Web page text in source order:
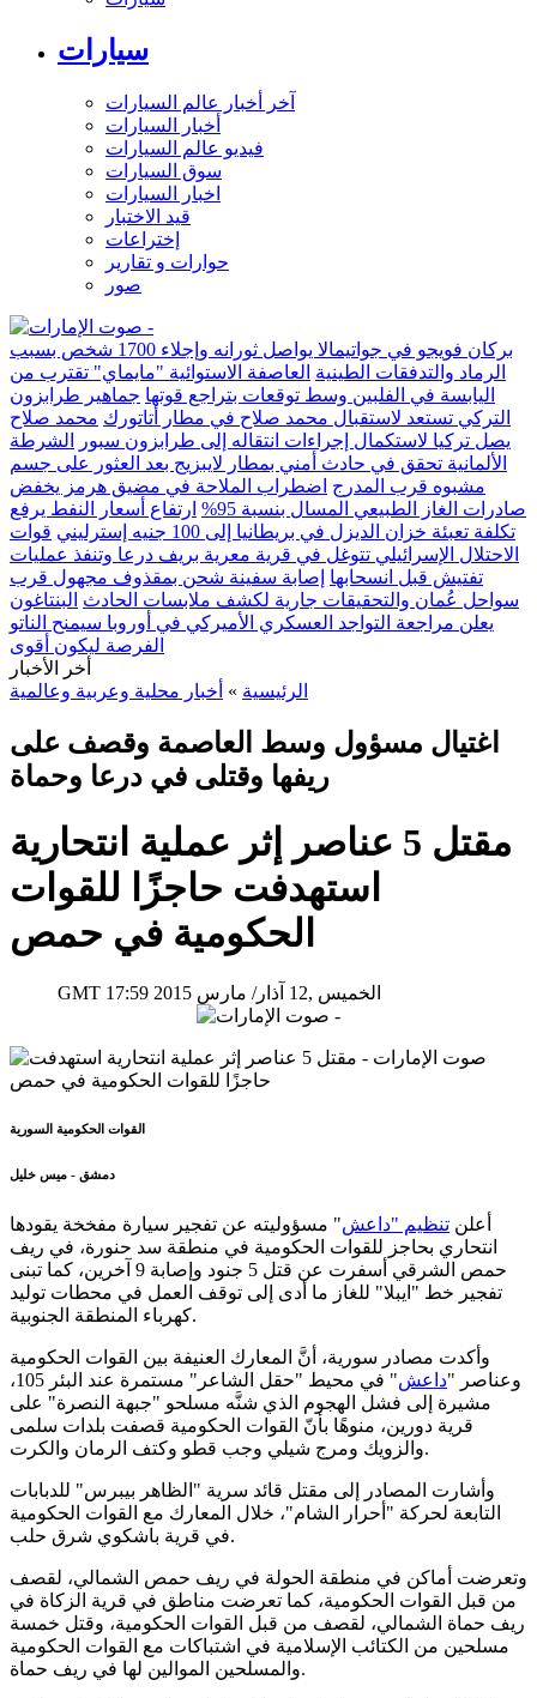
سيارات
آخر أخبار عالم السيارات
أخبار السيارات
فيديو عالم السيارات
سوق السيارات
اخبار السيارات
قيد الاختبار
إختراعات
حوارات و تقارير
صور
بركان فويجو في جواتيمالا يواصل ثورانه وإجلاء 1700 شخص بسبب
الرماد والتدفقات الطينية العاصفة الاستوائية "مايماي" تقترب من
اليابسة في الفلبين وسط توقعات بتراجع قوتها جماهير طرابزون
التركي تستعد لاستقبال محمد صلاح في مطار أتاتورك محمد صلاح
يصل تركيا لاستكمال إجراءات انتقاله إلى طرابزون سبور
الشرطة
الألمانية تحقق في حادث أمني بمطار لايبزيج بعد العثور على جسم
مشبوه قرب المدرج اضطراب الملاحة في مضيق هرمز يخفض
صادرات الغاز الطبيعي المسال بنسبة 95%
ارتفاع أسعار النفط يرفع
تكلفة تعبئة خزان الديزل في بريطانيا إلى 100 جنيه إسترليني
قوات
الاحتلال الإسرائيلي تتوغل في قرية معرية بريف درعا وتنفذ عمليات
تفتيش قبل انسحابها إصابة سفينة شحن بمقذوف مجهول قرب
سواحل عُمان والتحقيقات جارية لكشف ملابسات الحادث البنتاغون
يعلن مراجعة التواجد العسكري الأميركي في أوروبا سيمنح الناتو
الفرصة ليكون أقوى
أخر الأخبار
الرئيسية » أخبار محلية وعربية وعالمية
اغتيال مسؤول وسط العاصمة وقصف على
ريفها وقتلى في درعا وحماة
مقتل 5 عناصر إثر عملية انتحارية
استهدفت حاجزًا للقوات
الحكومية في حمص
GMT 17:59 2015 الخميس ,12 آذار/ مارس
القوات الحكومية السورية
دمشق - ميس خليل
أعلن تنظيم "داعش" مسؤوليته عن تفجير سيارة مفخخة يقودها
انتحاري بحاجز للقوات الحكومية في منطقة سد حنورة، في ريف
حمص الشرقي أسفرت عن قتل 5 جنود وإصابة 9 آخرين، كما تبنى
تفجير خط "ايبلا" للغاز ما أدى إلى توقف العمل في محطات توليد
كهرباء المنطقة الجنوبية.
وأكدت مصادر سورية، أنَّ المعارك العنيفة بين القوات الحكومية
وعناصر "داعش
" في محيط "حقل الشاعر" مستمرة عند البئر 105،
مشيرة إلى فشل الهجوم الذي شنَّه مسلحو "جبهة النصرة" على
قرية دورين، منوهًا بأنّ القوات الحكومية قصفت بلدات سلمى
والزويك ومرج شيلي وجب قطو وكتف الرمان والكرت.
وأشارت المصادر إلى مقتل قائد سرية "الظاهر بيبرس" للدبابات
التابعة لحركة "أحرار الشام"، خلال المعارك مع القوات الحكومية
في قرية باشكوي شرق حلب.
وتعرضت أماكن في منطقة الحولة في ريف حمص الشمالي، لقصف
من قبل القوات الحكومية، كما تعرضت مناطق في قرية الزكاة في
ريف حماة الشمالي، لقصف من قبل القوات الحكومية، وقتل خمسة
مسلحين من الكتائب الإسلامية في اشتباكات مع القوات الحكومية
والمسلحين الموالين لها في ريف حماة.